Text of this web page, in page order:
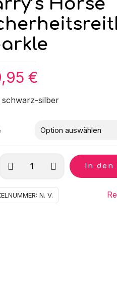
€
schwarz-silber
Harry's
In den
N. V.